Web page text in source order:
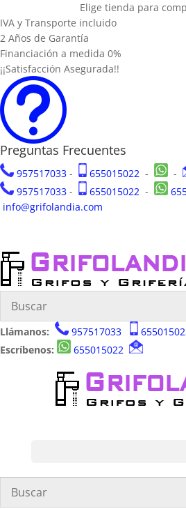
Elige tienda para
IVA y Transporte incluido
2 Años de Garantía
Financiación a medida 0%
¡¡Satisfacción Asegurada!!
t
Preguntas Frecuentes
957517033 - 655015022 -
-
957517033 - 655015022 -
info@grifolandia.com
Llámanos: 957517033
Escríbenos:
655015022